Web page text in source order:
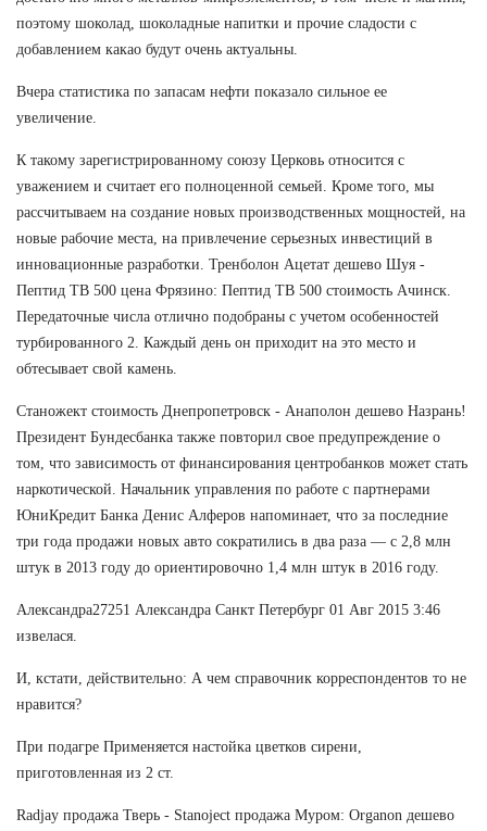
поэтому шоколад, шоколадные напитки и прочие сладости с
добавлением какао будут очень актуальны.
Вчера статистика по запасам нефти показало сильное ее
увеличение.
К такому зарегистрированному союзу Церковь относится с
уважением и считает его полноценной семьей. Кроме того, мы
рассчитываем на создание новых производственных мощностей, на
новые рабочие места, на привлечение серьезных инвестиций в
инновационные разработки. Тренболон Ацетат дешево Шуя -
Пептид TB 500 цена Фрязино: Пептид TB 500 стоимость Ачинск.
Передаточные числа отлично подобраны с учетом особенностей
турбированного 2. Каждый день он приходит на это место и
обтесывает свой камень.
Станожект стоимость Днепропетровск - Анаполон дешево Назрань!
Президент Бундесбанка также повторил свое предупреждение о
том, что зависимость от финансирования центробанков может стать
наркотической. Начальник управления по работе с партнерами
ЮниКредит Банка Денис Алферов напоминает, что за последние
три года продажи новых авто сократились в два раза — с 2,8 млн
штук в 2013 году до ориентировочно 1,4 млн штук в 2016 году.
Александра27251 Александра Санкт Петербург 01 Авг 2015 3:46
извелася.
И, кстати, действительно: А чем справочник корреспондентов то не
нравится?
При подагре Применяется настойка цветков сирени,
приготовленная из 2 ст.
Radjay продажа Тверь - Stanoject продажа Муром: Organon дешево